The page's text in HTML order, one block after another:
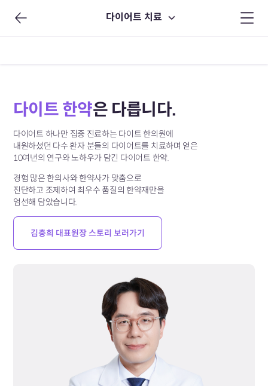
다이어트 치료
다이트 한약은 다릅니다.
다이어트 하나만 집중 진료하는 다이트 한의원에
내원하셨던 다수 환자 분들의 다이어트를 치료하며 얻은
10여년의 연구와 노하우가 담긴 다이어트 한약.
경험 많은 한의사와 한약사가 맞춤으로
진단하고 조제하여 최우수 품질의 한약재만을
엄선해 담았습니다.
김충희 대표원장 스토리 보러가기